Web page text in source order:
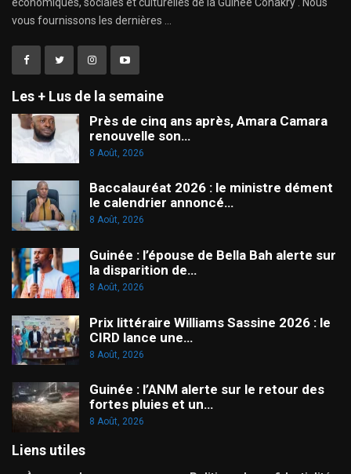
vous fournissons les dernières ...
Les + Lus de la semaine
Près de cinq ans après, Amara Camara
renouvelle son…
8 Août, 2026
Baccalauréat 2026 : le ministre dément
le calendrier annoncé…
8 Août, 2026
Guinée : l’épouse de Bella Bah alerte sur
la disparition de…
8 Août, 2026
Prix littéraire Williams Sassine 2026 : le
CIRD lance une…
8 Août, 2026
Guinée : l’ANM alerte sur le retour des
fortes pluies et un…
8 Août, 2026
Liens utiles